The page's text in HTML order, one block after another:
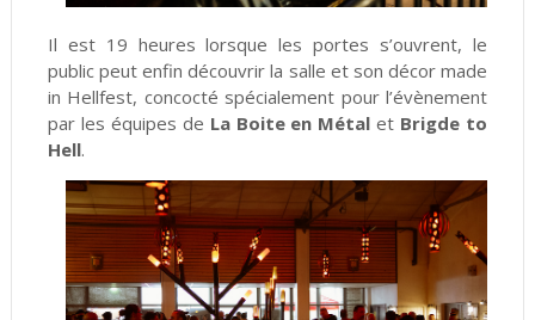
Il est 19 heures lorsque les portes s’ouvrent, le
public peut enfin découvrir la salle et son décor made
in Hellfest, concocté spécialement pour l’évènement
par les équipes de La Boite en Métal et Brigde to
Hell.